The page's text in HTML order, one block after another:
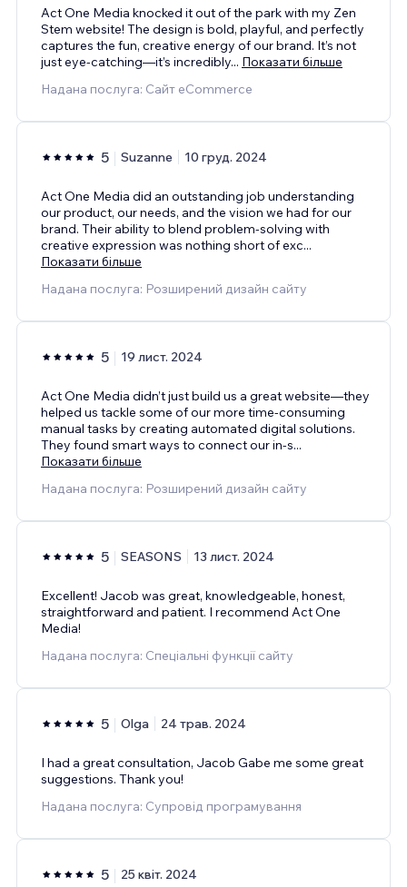
Act One Media knocked it out of the park with my Zen
Stem website! The design is bold, playful, and perfectly
captures the fun, creative energy of our brand. It’s not
just eye-catching—it’s incredibly... Показати більше
Надана послуга: Сайт eCommerce
5 Suzanne 10 груд. 2024
Act One Media did an outstanding job understanding
our product, our needs, and the vision we had for our
brand. Their ability to blend problem-solving with
creative expression was nothing short of exc...
Показати більше
Надана послуга: Розширений дизайн сайту
5 19 лист. 2024
Act One Media didn’t just build us a great website—they
helped us tackle some of our more time-consuming
manual tasks by creating automated digital solutions.
They found smart ways to connect our in-s...
Показати більше
Надана послуга: Розширений дизайн сайту
5 SEASONS 13 лист. 2024
Excellent! Jacob was great, knowledgeable, honest,
straightforward and patient. I recommend Act One
Media!
Надана послуга: Спеціальні функції сайту
5 Olga 24 трав. 2024
I had a great consultation, Jacob Gabe me some great
suggestions. Thank you!
Надана послуга: Супровід програмування
5 25 квіт. 2024